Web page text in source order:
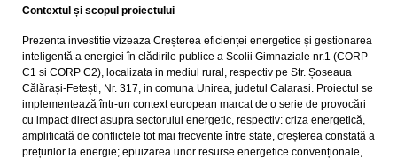
Contextul și scopul proiectului
Prezenta investitie vizeaza Creșterea eficienței energetice și gestionarea
inteligentă a energiei în clădirile publice a Scolii Gimnaziale nr.1 (CORP
C1 si CORP C2), localizata in mediul rural, respectiv pe Str. Șoseaua
Călărași-Fetești, Nr. 317, in comuna Unirea, judetul Calarasi. Proiectul se
implementează într-un context european marcat de o serie de provocări
cu impact direct asupra sectorului energetic, respectiv: criza energetică,
amplificată de conflictele tot mai frecvente între state, creșterea constată a
prețurilor la energie; epuizarea unor resurse energetice convenționale,